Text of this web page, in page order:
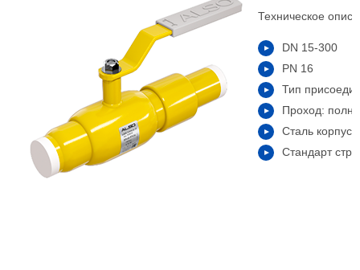
Техническое
DN 15-300
PN 16
Тип
Проход:
Сталь
Стандарт